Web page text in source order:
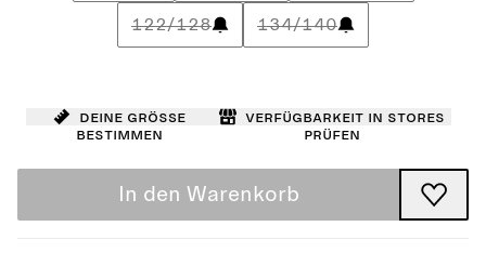
122/128 134/140
Deine Größe
bestimmen
Verfügbarkeit in Stores
prüfen
In den Warenkorb